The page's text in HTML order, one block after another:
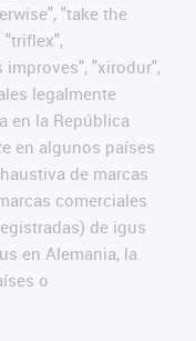
"take the
"triflex",
"xirodur",
legalmente
en la República
en algunos países
de marcas
comerciales
de igus
en Alemania, la
o